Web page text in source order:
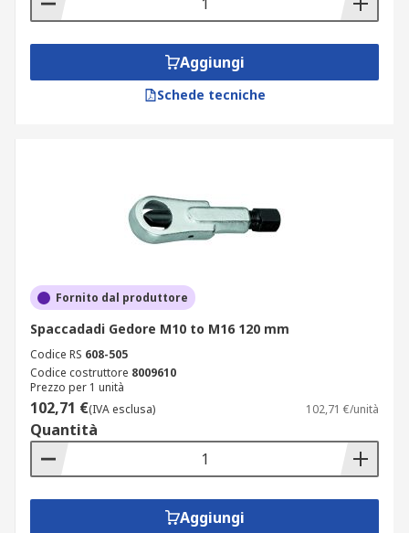
Aggiungi
Schede tecniche
Fornito dal produttore
Spaccadadi Gedore M10 to M16 120 mm
Codice RS 608-505
Codice costruttore 8009610
Prezzo per 1 unità
102,71 €(IVA esclusa) 102,71 €/unità
Quantità
Aggiungi